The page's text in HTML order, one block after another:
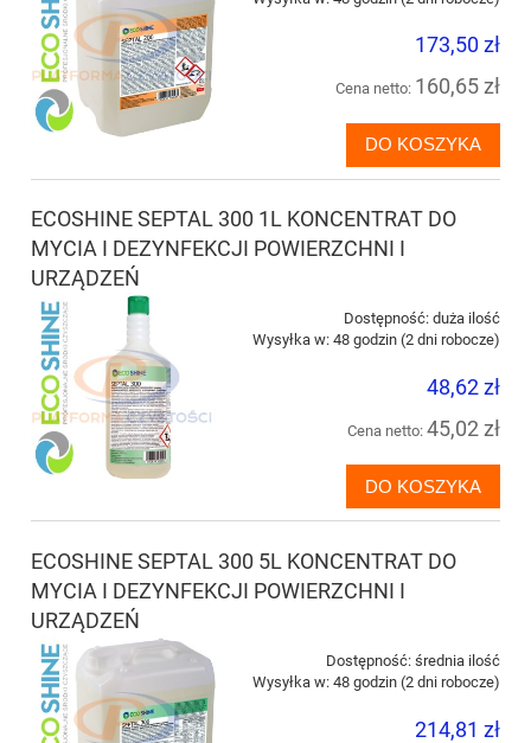
173,50 zł
Cena netto: 160,65 zł
DO KOSZYKA
ECOSHINE SEPTAL 300 1L KONCENTRAT DO
MYCIA I DEZYNFEKCJI POWIERZCHNI I
URZĄDZEŃ
Dostępność: duża ilość
Wysyłka w: 48 godzin (2 dni robocze)
48,62 zł
Cena netto: 45,02 zł
DO KOSZYKA
ECOSHINE SEPTAL 300 5L KONCENTRAT DO
MYCIA I DEZYNFEKCJI POWIERZCHNI I
URZĄDZEŃ
Dostępność: średnia ilość
Wysyłka w: 48 godzin (2 dni robocze)
214,81 zł